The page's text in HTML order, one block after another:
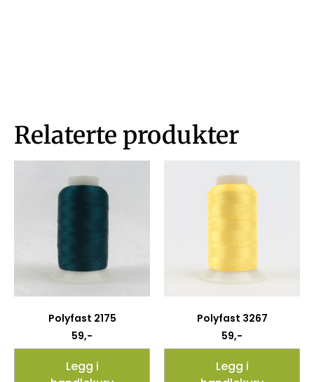
Relaterte produkter
Polyfast 2175
59,-
Legg i
Polyfast 3267
59,-
Legg i